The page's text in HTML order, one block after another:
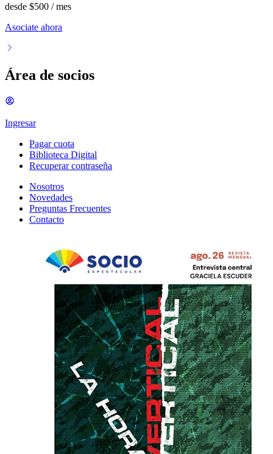
desde $500 / mes
Asociate ahora
Área de socios
Ingresar
Pagar cuota
Biblioteca Digital
Recuperar contraseña
Nosotros
Novedades
Preguntas Frecuentes
Contacto